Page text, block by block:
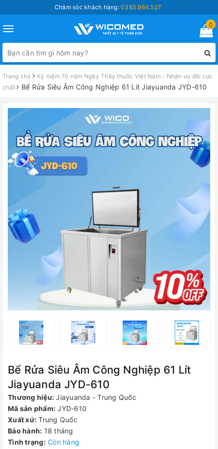
Chăm sóc khách hàng:0383.864.527
Toggle
navigation
0
Trang chủ
Kỷ niệm 70 năm Ngày Thầy thuốc Việt Nam - Nhận ưu đãi cực
chất
Bể Rửa Siêu Âm Công Nghiệp 61 Lít Jiayuanda JYD-610
Bể Rửa Siêu Âm Công Nghiệp 61 Lít
Jiayuanda JYD-610
Thương hiệu: Jiayuanda - Trung Quốc
Mã sản phẩm: JYD-610
Xuất xứ: Trung Quốc
Bảo hành: 18 tháng
Tình trạng: Còn hàng